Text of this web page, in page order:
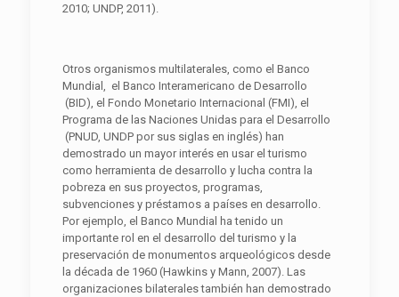
2010; UNDP, 2011).
Otros organismos multilaterales, como el Banco
Mundial, el Banco Interamericano de Desarrollo
(BID), el Fondo Monetario Internacional (FMI), el
Programa de las Naciones Unidas para el Desarrollo
(PNUD, UNDP por sus siglas en inglés) han
demostrado un mayor interés en usar el turismo
como herramienta de desarrollo y lucha contra la
pobreza en sus proyectos, programas,
subvenciones y préstamos a países en desarrollo.
Por ejemplo, el Banco Mundial ha tenido un
importante rol en el desarrollo del turismo y la
preservación de monumentos arqueológicos desde
la década de 1960 (Hawkins y Mann, 2007). Las
organizaciones bilaterales también han demostrado